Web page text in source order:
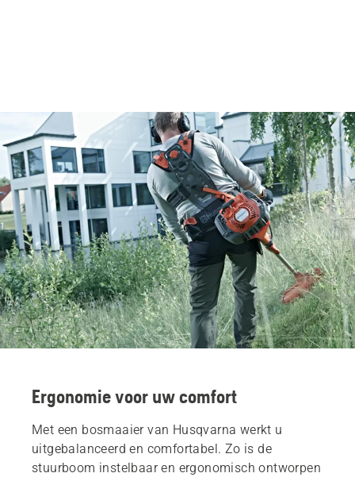
Ergonomie voor uw comfort
Met een bosmaaier van Husqvarna werkt u
uitgebalanceerd en comfortabel. Zo is de
stuurboom instelbaar en ergonomisch ontworpen